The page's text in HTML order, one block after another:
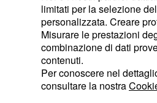
penna. Vediamo allora le
Samsung Galaxy Note 9.
Le possibili
Samsung Galaxy
limitati per la selezione
personalizzata. Creare
Misurare le prestazioni
combinazione di dati
contenuti.
Per conoscere nel
consultare la nostra